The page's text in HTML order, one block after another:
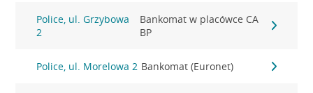
Police, ul. Grzybowa
2
Bankomat w placówce CA
BP
Police, ul. Morelowa 2 Bankomat (Euronet)